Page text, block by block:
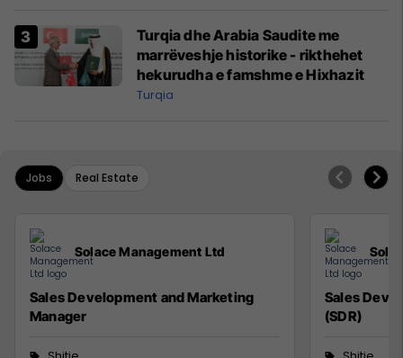
Turqia dhe Arabia Saudite me
marrëveshje historike - rikthehet
hekurudha e famshme e Hixhazit
Turqia
Jobs Real Estate
Solace Management Ltd
Sales Development and Marketing
Manager
Sales
(SDR)